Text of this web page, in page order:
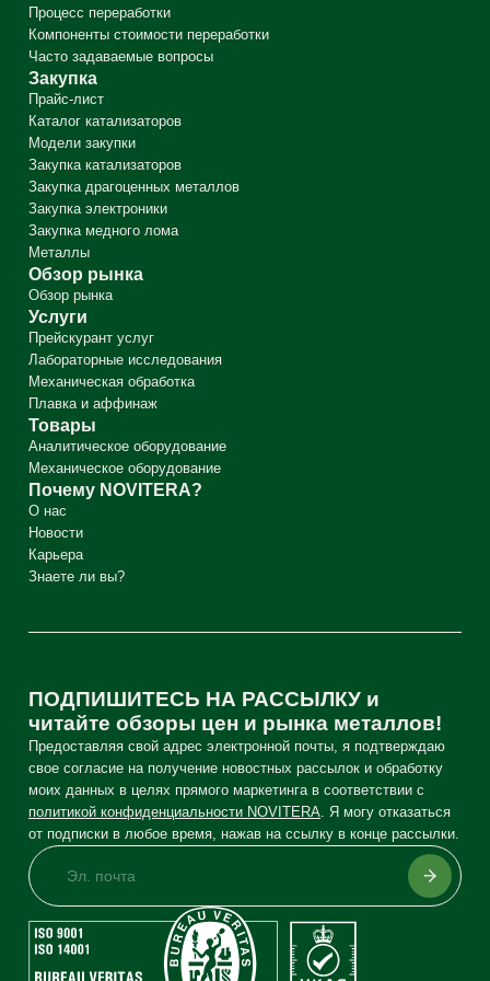
Процесс переработки
Компоненты стоимости переработки
Часто задаваемые вопросы
Закупка
Прайс-лист
Каталог катализаторов
Модели закупки
Закупка катализаторов
Закупка драгоценных металлов
Закупка электроники
Закупка медного лома
Металлы
Обзор рынка
Обзор рынка
Услуги
Прейскурант услуг
Лабораторные исследования
Механическая обработка
Плавка и аффинаж
Товары
Аналитическое оборудование
Механическое оборудование
Почему NOVITERA?
О нас
Новости
Карьера
Знаете ли вы?
ПОДПИШИТЕСЬ НА РАССЫЛКУ и
читайте обзоры цен и рынка металлов!
Предоставляя свой адрес электронной почты, я подтверждаю
свое согласие на получение новостных рассылок и обработку
моих данных в целях прямого маркетинга в соответствии с
политикой конфиденциальности NOVITERA . Я могу отказаться
от подписки в любое время, нажав на ссылку в конце рассылки.